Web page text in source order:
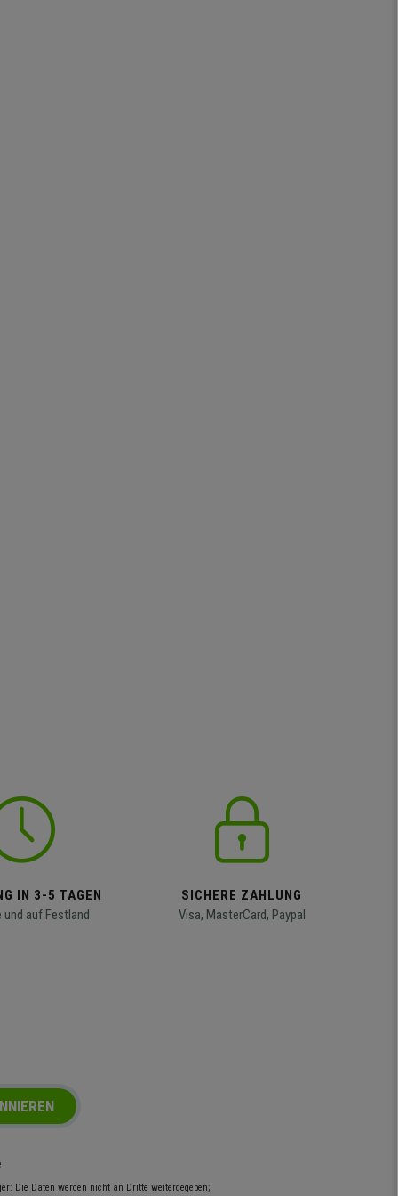
IN 3-5 TAGEN
und auf Festland
SICHERE ZAHLUNG
Visa, MasterCard, Paypal
Die Daten werden nicht an Dritte weitergegeben;